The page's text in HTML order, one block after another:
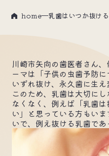
home 乳歯はいつか抜け
川崎市矢向の歯医者さん
ーマは「子供の虫歯予防
いずれ抜け、永久歯に生え
このため、乳歯は大切に
なくなく、例えば「乳歯
い」と思っている方もい
いで、例え抜ける乳歯であ